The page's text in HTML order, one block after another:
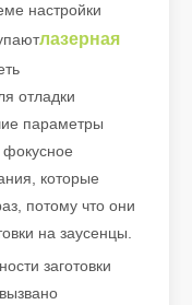
метод,
настройки
лазерная
отладки
параметры
фокусное
которые
потому что они
на заусенцы.
заготовки